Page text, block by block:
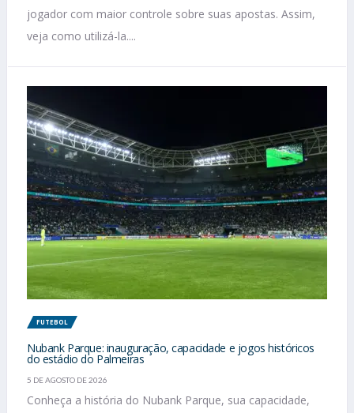
jogador com maior controle sobre suas apostas. Assim,
veja como utilizá-la....
FUTEBOL
Nubank Parque: inauguração, capacidade e jogos históricos
do estádio do Palmeiras
5 DE AGOSTO DE 2026
Conheça a história do Nubank Parque, sua capacidade,